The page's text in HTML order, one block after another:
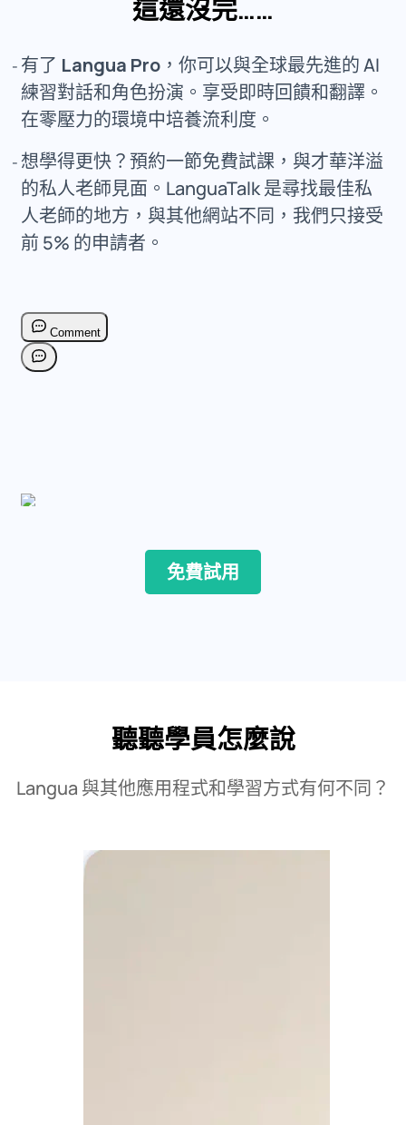
免費試用
這還沒完……
有了 Langua Pro ，你可以與全球最先進的 AI
練習對話和角色扮演。享受即時回饋和翻譯。
在零壓力的環境中培養流利度。
想學得更快？預約一節免費試課，與才華洋溢
的私人老師見面。LanguaTalk 是尋找最佳私
人老師的地方，與其他網站不同，我們只接受
前 5% 的申請者。
聽聽學員怎麼說
Langua 與其他應用程式和學習方式有何不同？